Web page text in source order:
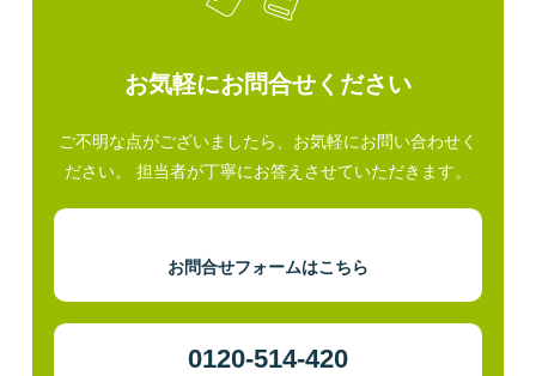
お気軽にお問合せください
ご不明な点がございましたら、お気軽にお問い合わせく
ださい。 担当者が丁寧にお答えさせていただきます。
お問合せフォームはこちら
0120-514-420